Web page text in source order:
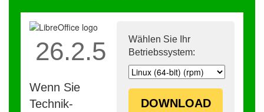
Wählen Sie Ihr
Betriebssystem:
DOWNLOAD
26.2.5
Wenn Sie
Technik-